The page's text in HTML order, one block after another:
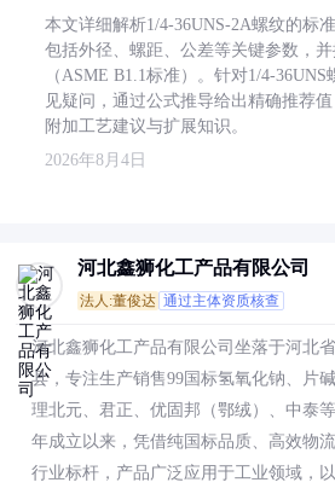
本文详细解析1/4-36UNS-2A螺纹的标
包括外径、螺距、公差等关键参数，
（ASME B1.1标准）。针对1/4-
见疑问，通过公式推导给出精确推荐
附加工艺建议与扩展知识。
2026年8月4日
河北鑫狮化工产品有限公司
法人:董俊达 通过主体资质核查
河北鑫狮化工产品有限公司坐落于河北
县，专注生产销售99国标氢氧化钠、片
理北元、君正、优固邦（鄂绒）、中泰
年成立以来，凭借纯国标品质、高效物
行业标杆，产品广泛应用于工业领域，